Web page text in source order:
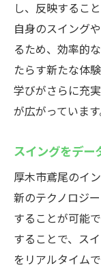
し、反映するこ
自身のスイング
るため、効率的
たらす新たな体
学びがさらに充
が広がっています
スイングをデー
厚木市鳶尾のイ
新のテクノロジ
することが可能
することで、ス
をリアルタイム